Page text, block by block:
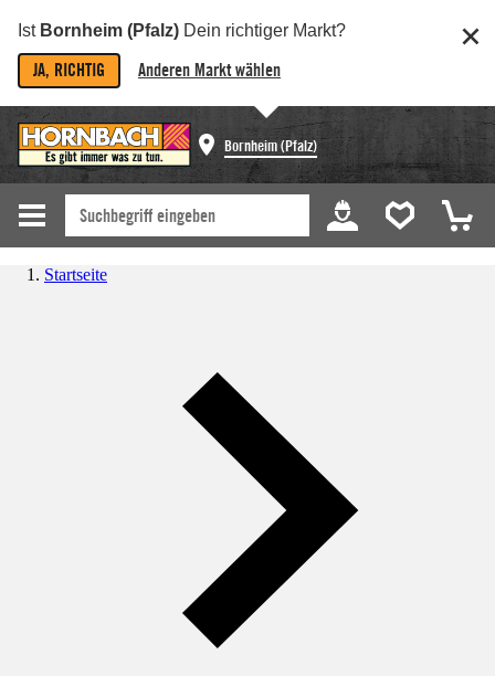
Ist Bornheim (Pfalz) Dein richtiger Markt?
JA, RICHTIG Anderen Markt wählen
Bornheim (Pfalz)
Startseite